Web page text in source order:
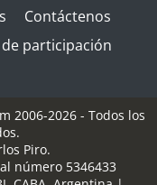
Contáctenos
de participación
2006-2026 - Todos los
Piro.
número 5346433